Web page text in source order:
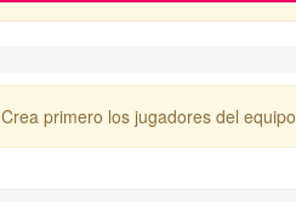
Crea primero los jugadores del equipo